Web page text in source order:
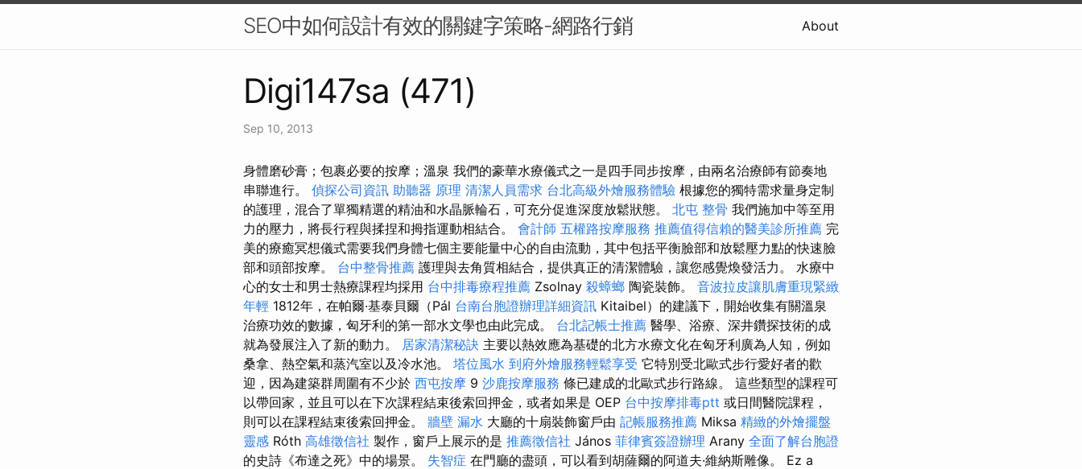
SEO中如何設計有效的關鍵字策略-網路行銷 About
Digi147sa (471)
Sep 10, 2013
身體磨砂膏；包裹必要的按摩；溫泉 我們的豪華水療儀式之一是四手同步按摩，由兩名治療師有節奏地
串聯進行。 偵探公司資訊 助聽器 原理 清潔人員需求 台北高級外燴服務體驗 根據您的獨特需求量身定制
的護理，混合了單獨精選的精油和水晶脈輪石，可充分促進深度放鬆狀態。 北屯 整骨 我們施加中等至用
力的壓力，將長行程與揉捏和拇指運動相結合。 會計師 五權路按摩服務 推薦值得信賴的醫美診所推薦 完
美的療癒冥想儀式需要我們身體七個主要能量中心的自由流動，其中包括平衡臉部和放鬆壓力點的快速臉
部和頭部按摩。 台中整骨推薦 護理與去角質相結合，提供真正的清潔體驗，讓您感覺煥發活力。 水療中
心的女士和男士熱療課程均採用 台中排毒療程推薦 Zsolnay 殺蟑螂 陶瓷裝飾。 音波拉皮讓肌膚重現緊緻
年輕 1812年，在帕爾·基泰貝爾（Pál 台南台胞證辦理詳細資訊 Kitaibel）的建議下，開始收集有關溫泉
治療功效的數據，匈牙利的第一部水文學也由此完成。 台北記帳士推薦 醫學、浴療、深井鑽探技術的成
就為發展注入了新的動力。 居家清潔秘訣 主要以熱效應為基礎的北方水療文化在匈牙利廣為人知，例如
桑拿、熱空氣和蒸汽室以及冷水池。 塔位風水 到府外燴服務輕鬆享受 它特別受北歐式步行愛好者的歡
迎，因為建築群周圍有不少於 西屯按摩 9 沙鹿按摩服務 條已建成的北歐式步行路線。 這些類型的課程可
以帶回家，並且可以在下次課程結束後索回押金，或者如果是 OEP 台中按摩排毒ptt 或日間醫院課程，
則可以在課程結束後索回押金。 牆壁 漏水 大廳的十扇裝飾窗戶由 記帳服務推薦 Miksa 精緻的外燴擺盤
靈感 Róth 高雄徵信社 製作，窗戶上展示的是 推薦徵信社 János 菲律賓簽證辦理 Arany 全面了解台胞證
的史詩《布達之死》中的場景。 失智症 在門廳的盡頭，可以看到胡薩爾的阿道夫·維納斯雕像。 Ez a